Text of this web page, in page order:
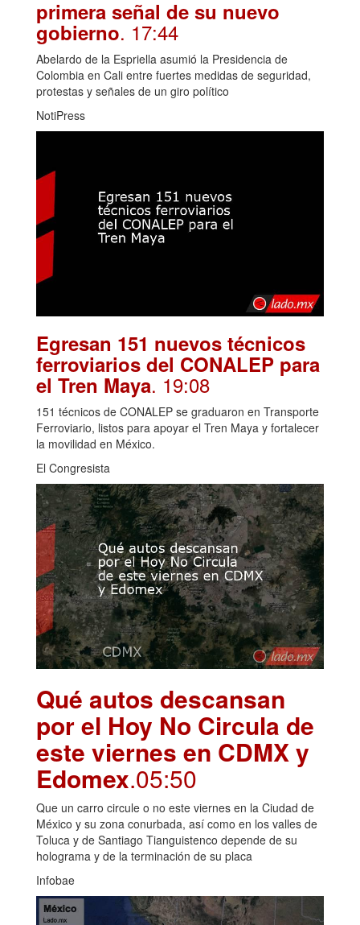
primera señal de su nuevo
gobierno. 17:44
Abelardo de la Espriella asumió la Presidencia de
Colombia en Cali entre fuertes medidas de seguridad,
protestas y señales de un giro político
NotiPress
Egresan 151 nuevos técnicos
ferroviarios del CONALEP para
el Tren Maya. 19:08
151 técnicos de CONALEP se graduaron en Transporte
Ferroviario, listos para apoyar el Tren Maya y fortalecer
la movilidad en México.
El Congresista
Qué autos descansan
por el Hoy No Circula de
este viernes en CDMX y
Edomex.05:50
Que un carro circule o no este viernes en la Ciudad de
México y su zona conurbada, así como en los valles de
Toluca y de Santiago Tianguistenco depende de su
holograma y de la terminación de su placa
Infobae